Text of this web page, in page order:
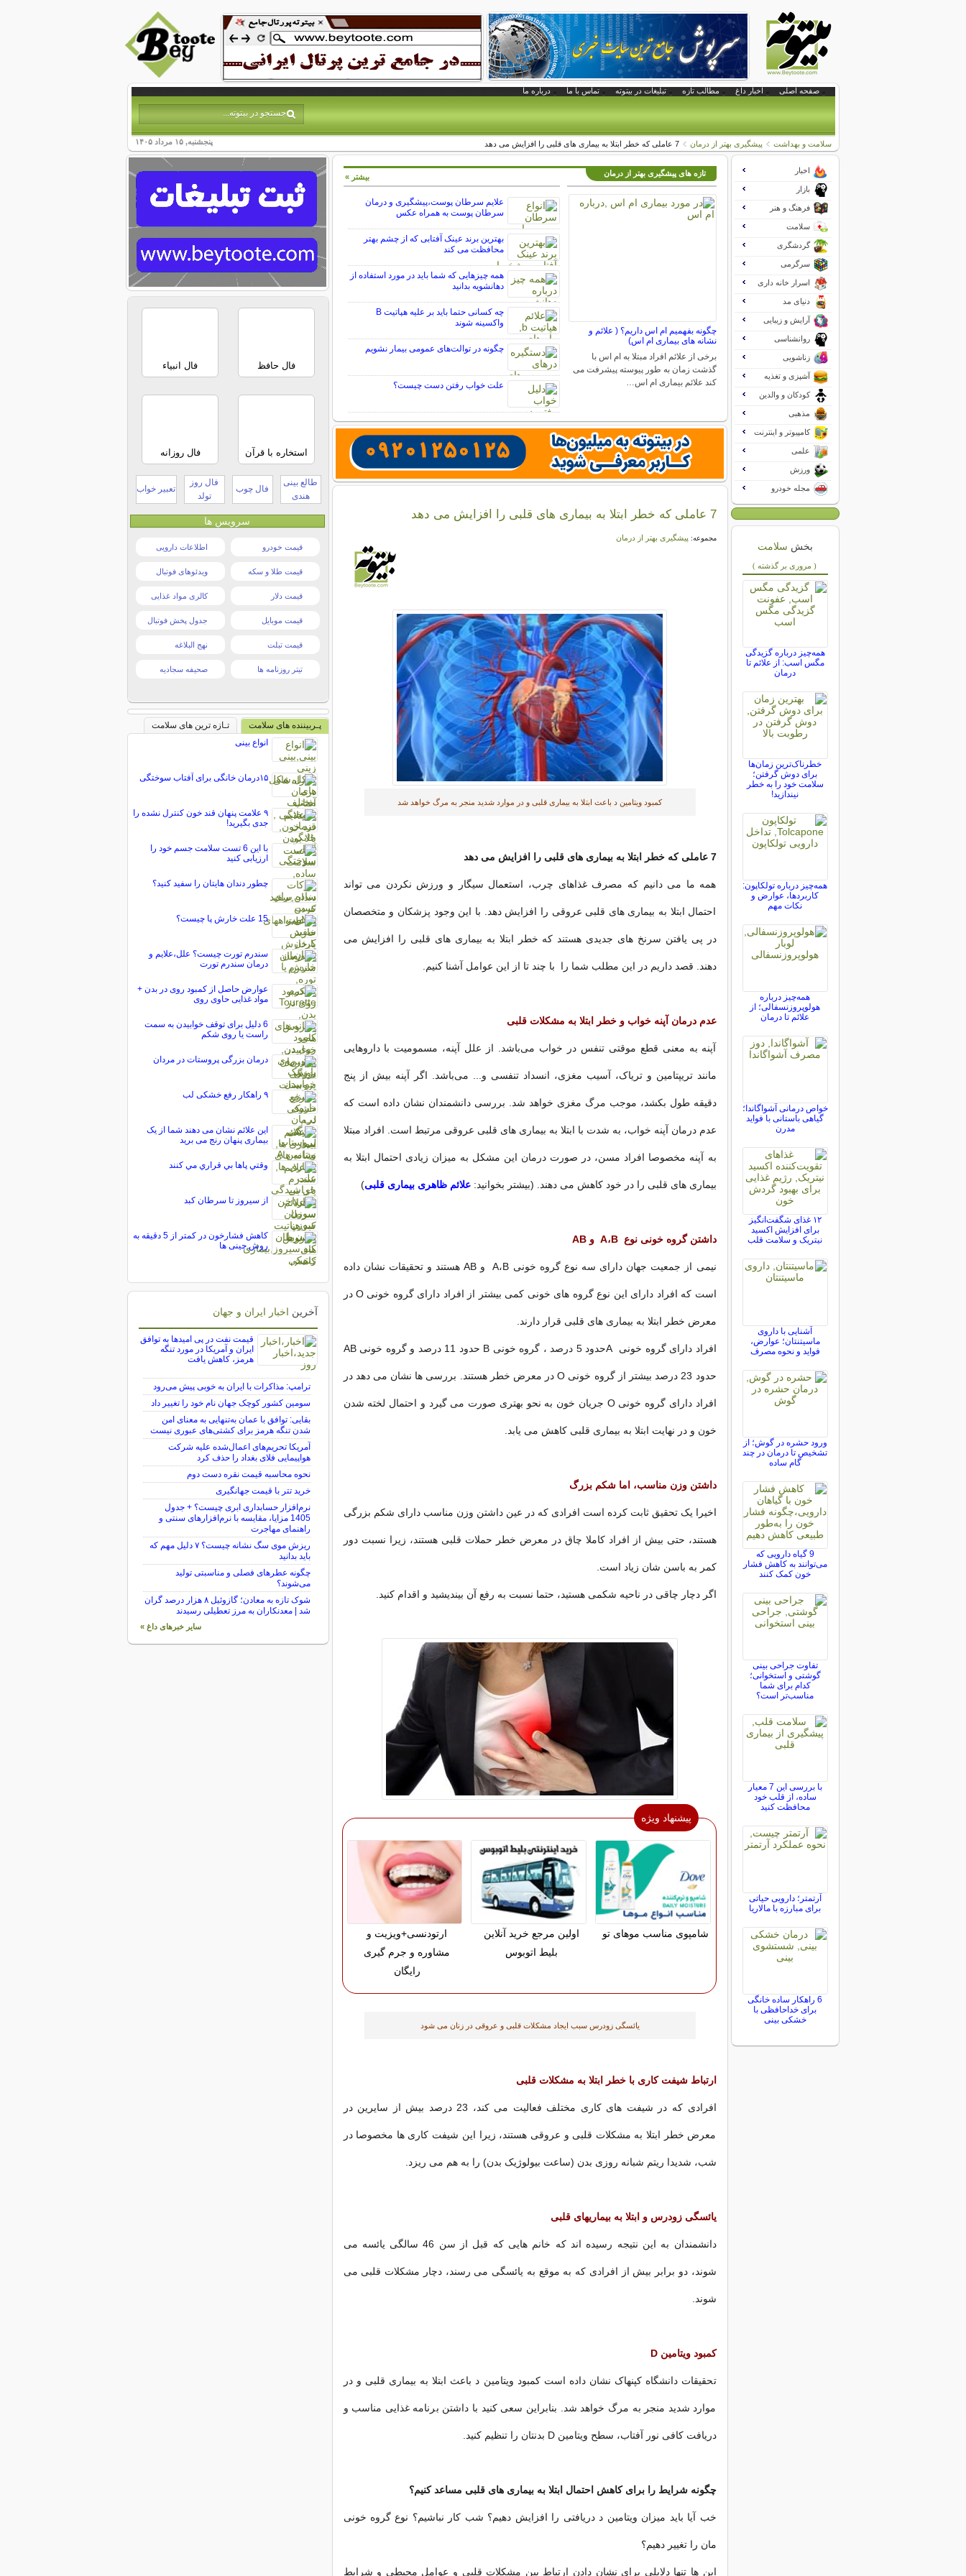
صفحه اصلی اخبار داغ مطالب تازه تبلیغات در بیتوته تماس با ما درباره ما
پنجشنبه, ۱۵ مرداد ۱۴۰۵ سلامت و بهداشت پیشگیری بهتر از درمان 7 عاملی که خطر ابتلا به بیماری های قلبی را افزایش می دهد
تازه های پیشگیری بهتر از درمان
چگونه بفهمیم ام اس داریم؟ ( علائم و
نشانه های بیماری ام اس)
برخی از علائم افراد مبتلا به ام اس با
گذشت زمان به طور پیوسته پیشرفت می
کند علائم بیماری ام اس…
علایم سرطان پوست،پیشگیری و درمان
سرطان پوست به همراه عکس
بهترین برند عینک آفتابی که از چشم بهتر
محافظت می کند
همه چیزهایی که شما باید در مورد استفاده از
دهانشویه بدانید
چه کسانی حتما باید بر علیه هپاتیت B
واکسینه شوند
چگونه در توالت‌های عمومی بیمار نشویم
علت خواب رفتن دست چیست؟
بیشتر »
7 عاملی که خطر ابتلا به بیماری های قلبی را افزایش می دهد
مجموعه: پیشگیری بهتر از درمان
کمبود ویتامین د باعث ابتلا به بیماری قلبی و در موارد شدید منجر به مرگ خواهد شد
7 عاملی که خطر ابتلا به بیماری های قلبی را افزایش می دهد
همه ما می دانیم که مصرف غذاهای چرب، استعمال سیگار و ورزش نکردن می تواند
احتمال ابتلا به بیماری های قلبی عروقی را افزایش دهد. با این وجود پزشکان و متخصصان
در پی یافتن سرنخ های جدیدی هستند که خطر ابتلا به بیماری های قلبی را افزایش می
دهند. قصد داریم در این مطلب شما را با چند تا از این عوامل آشنا کنیم.
عدم درمان آپنه خواب و خطر ابتلا به مشکلات قلبی
آپنه به معنی قطع موقتی تنفس در خواب می‌باشد. از علل آپنه، مسمومیت با داروهایی
مانند تریپتامین و تریاک، آسیب مغزی، انسداد تنفسی و... می‌باشد. اگر آپنه بیش از پنج
دقیقه طول بکشد، موجب مرگ مغزی خواهد شد. بررسی دانشمندان نشان داده است که
عدم درمان آپنه خواب، به شدت با ابتلا به بیماری های قلبی عروقی مرتبط است. افراد مبتلا
به آپنه مخصوصا افراد مسن، در صورت درمان این مشکل به میزان زیادی احتمال ابتلا به
بیماری های قلبی را در خود کاهش می دهند. (بیشتر بخوانید:علائم ظاهری بیماری قلبی)
داشتن گروه خونی نوع A،B و AB
نیمی از جمعیت جهان دارای سه نوع گروه خونی A،B و AB هستند و تحقیقات نشان داده
است که افراد دارای این نوع گروه های خونی کمی بیشتر از افراد دارای گروه خونی O در
معرض خطر ابتلا به بیماری های قلبی قرار دارند.
افراد دارای گروه خونی Aحدود 5 درصد ، گروه خونی B حدود 11 درصد و گروه خونی AB
حدود 23 درصد بیشتر از گروه خونی O در معرض خطر هستند. بررسی ها نشان می دهد در
افراد دارای گروه خونی O جریان خون به نحو بهتری صورت می گیرد و احتمال لخته شدن
خون و در نهایت ابتلا به بیماری قلبی کاهش می یابد.
داشتن وزن مناسب، اما شکم بزرگ
اخیرا یک تحقیق ثابت کرده است افرادی که در عین داشتن وزن مناسب دارای شکم بزرگی
هستند، حتی بیش از افراد کاملا چاق در معرض خطر حملات قلبی هستند، زیرا نسبت دور
کمر به باسن شان زیاد است.
اگر دچار چاقی در ناحیه شکمی هستید، حتما نسبت به رفع آن بیندیشید و اقدام کنید.
پیشنهاد ویژه
شامپوی مناسب موهای تو
اولین مرجع خرید آنلاین
بلیط اتوبوس
ارتودنسی+ویزیت و
مشاوره و جرم گیری
رایگان
یائسگی زودرس سبب ایجاد مشکلات قلبی و عروقی در زنان می شود
ارتباط شیفت کاری با خطر ابتلا به مشکلات قلبی
افرادی که در شیفت های کاری مختلف فعالیت می کند، 23 درصد بیش از سایرین در
معرض خطر ابتلا به مشکلات قلبی و عروقی هستند، زیرا این شیفت کاری ها مخصوصا در
شب، شدیدا ریتم شبانه روزی بدن (ساعت بیولوژیک بدن) را به هم می ریزد.
یائسگی زودرس و ابتلا به بیماریهای قلبی
دانشمندان به این نتیجه رسیده اند که خانم هایی که قبل از سن 46 سالگی یائسه می
شوند، دو برابر بیش از افرادی که به موقع به یائسگی می رسند، دچار مشکلات قلبی می
شوند.
کمبود ویتامین D
تحقیقات دانشگاه کپنهاک نشان داده است کمبود ویتامین د باعث ابتلا به بیماری قلبی و در
موارد شدید منجر به مرگ خواهد شد. بنابراین سعی کنید با داشتن برنامه غذایی مناسب و
دریافت کافی نور آفتاب، سطح ویتامین D بدنتان را تنظیم کنید.
چگونه شرایط را برای کاهش احتمال ابتلا به بیماری های قلبی مساعد کنیم؟
خب آیا باید میزان ویتامین د دریافتی را افزایش دهیم؟ شب کار نباشیم؟ نوع گروه خونی
مان را تغییر دهیم؟
این ها تنها دلایلی برای نشان دادن ارتباط بین مشکلات قلبی و عوامل محیطی و شرایط
اخبار
بازار
فرهنگ و هنر
سلامت
گردشگری
سرگرمی
اسرار خانه داری
دنیای مد
آرایش و زیبایی
روانشناسی
زناشویی
آشپزی و تغذیه
کودکان و والدین
مذهبی
کامپیوتر و اینترنت
علمی
ورزش
مجله خودرو
بخش سلامت
( مروری بر گذشته )
همه‌چیز درباره گزیدگی
مگس اسب: از علائم تا
درمان
خطرناک‌ترین زمان‌ها
برای دوش گرفتن؛
سلامت خود را به خطر
نیندازید!
همه‌چیز درباره تولکاپون:
کاربردها، عوارض و
نکات مهم
همه‌چیز درباره
هولوپروزنسفالی؛ از
علائم تا درمان
خواص درمانی آشواگاندا؛
گیاهی باستانی با فواید
مدرن
۱۲ غذای شگفت‌انگیز
برای افزایش اکسید
نیتریک و سلامت قلب
آشنایی با داروی
ماسیتنتان؛ عوارض،
فواید و نحوه مصرف
ورود حشره در گوش؛ از
تشخیص تا درمان در چند
گام ساده
9 گیاه دارویی که
می‌توانند به کاهش فشار
خون کمک کنند
تفاوت جراحی بینی
گوشتی و استخوانی؛
کدام برای شما
مناسب‌تر است؟
با بررسی این 7 معیار
ساده، از قلب خود
محافظت کنید
آرتمتر؛ دارویی حیاتی
برای مبارزه با مالاریا
6 راهکار ساده خانگی
برای خداحافظی با
خشکی بینی
فال حافظ فال انبیاء
استخاره با قرآن فال روزانه
طالع بینی
هندی
فال چوب
فال روز
تولد
تعبیر خواب
سرویس ها
قیمت خودرو اطلاعات دارویی
قیمت طلا و سکه ویدئوهای فوتبال
قیمت دلار کالری مواد غذایی
قیمت موبایل جدول پخش فوتبال
قیمت تبلت نهج البلاغه
تیتر روزنامه ها صحیفه سجادیه
پـربیننده های سلامت
تـازه ترین های سلامت
انواع بینی
۱۵درمان خانگی برای آفتاب سوختگی
۹ علامت پنهان قند خون کنترل نشده را
جدی بگیرید!
با این 6 تست سلامت جسم خود را
ارزیابی کنید
چطور دندان هایتان را سفید کنید؟
15 علت خارش پا چیست؟
سندرم تورت چیست؟ علل،علایم و
درمان سندرم تورت
عوارض حاصل از کمبود روی در بدن +
مواد غذایی حاوی روی
6 دلیل برای توقف خوابیدن به سمت
راست یا روی شکم
درمان بزرگی پروستات در مردان
۹ راهکار رفع خشکی لب
این علائم نشان می دهند شما از یک
بیماری پنهان رنج می برید
وقتي پاها بي قراري مي کنند
از سیروز تا سرطان کبد
کاهش فشارخون در کمتر از 5 دقیقه به
روش چینی ها
آخرین اخبار ایران و جهان
قیمت نفت در پی امیدها به توافق
ایران و آمریکا در مورد تنگه
هرمز، کاهش یافت
ترامپ: مذاکرات با ایران به خوبی پیش می‌رود
سومین کشور کوچک جهان نام خود را تغییر داد
بقایی: توافق با عمان به‌تنهایی به معنای امن
شدن تنگه هرمز برای کشتی‌های عبوری نیست
آمریکا تحریم‌های اعمال‌شده علیه شرکت
هواپیمایی فلای بغداد را حذف کرد
نحوه محاسبه قیمت نقره دست دوم
خرید تتر با قیمت جهانگیری
نرم‌افزار حسابداری ابری چیست؟ + جدول
1405 مزایا، مقایسه با نرم‌افزارهای سنتی و
راهنمای مهاجرت
ریزش موی سگ نشانه چیست؟ ۷ دلیل مهم که
باید بدانید
چگونه عطرهای فصلی و مناسبتی تولید
می‌شوند؟
شوک تازه به معادن؛ گازوئیل ۸ هزار درصد گران
شد | معدنکاران به مرز تعطیلی رسیدند
سایر خبرهای داغ »